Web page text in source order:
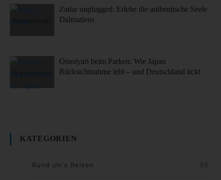
Zadar unplugged: Erlebe die authentische Seele
Dalmatiens
Omoiyari beim Parken: Wie Japan
Rücksichtnahme lebt – und Deutschland tickt
KATEGORIEN
Rund um's Reisen 56